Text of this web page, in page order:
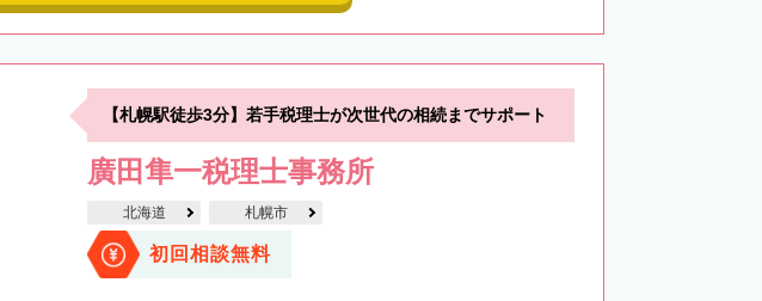
【札幌駅徒歩3分】若手税理士が次世代の相続までサポート
廣田隼一税理士事務所
北海道 札幌市
初回相談無料